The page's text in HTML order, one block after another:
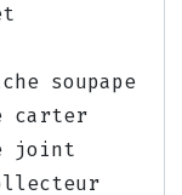
soupape
carter
joint